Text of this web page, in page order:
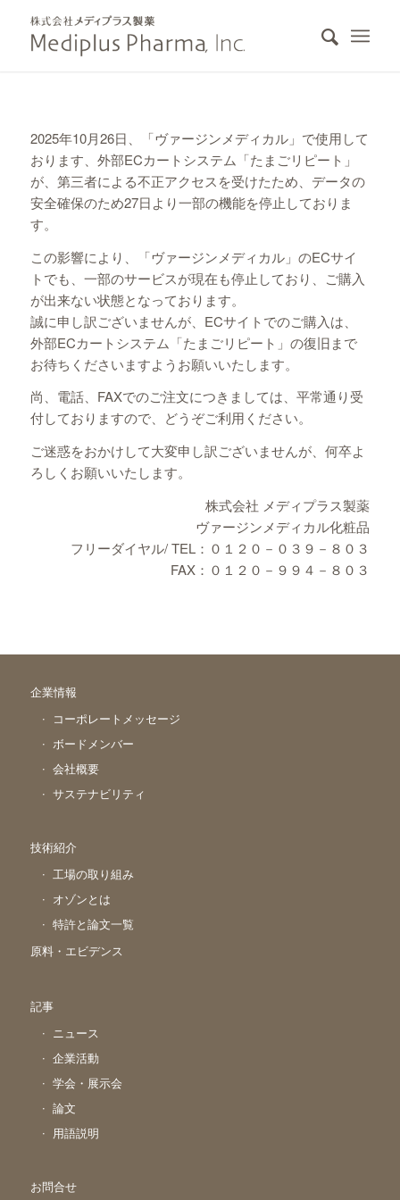
2025年10月26日、「ヴァージンメディカル」で使用して
おります、外部ECカートシステム「たまごリピート」
が、第三者による不正アクセスを受けたため、データの
安全確保のため27日より一部の機能を停止しておりま
す。
この影響により、「ヴァージンメディカル」のECサイ
トでも、一部のサービスが現在も停止しており、ご購入
が出来ない状態となっております。
誠に申し訳ございませんが、ECサイトでのご購入は、
外部ECカートシステム「たまごリピート」の復旧まで
お待ちくださいますようお願いいたします。
尚、電話、FAXでのご注文につきましては、平常通り受
付しておりますので、どうぞご利用ください。
ご迷惑をおかけして大変申し訳ございませんが、何卒よ
ろしくお願いいたします。
株式会社 メディプラス製薬
ヴァージンメディカル化粧品
フリーダイヤル/ TEL：０１２０－０３９－８０３
FAX：０１２０－９９４－８０３
企業情報
コーポレートメッセージ
ボードメンバー
会社概要
サステナビリティ
技術紹介
工場の取り組み
オゾンとは
特許と論文一覧
原料・エビデンス
記事
ニュース
企業活動
学会・展示会
論文
用語説明
お問合せ